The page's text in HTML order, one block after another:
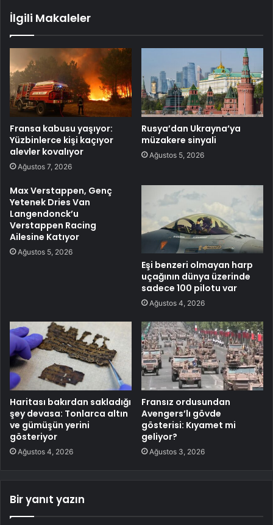
İlgili Makaleler
Fransa kabusu yaşıyor:
Yüzbinlerce kişi kaçıyor
alevler kovalıyor
Ağustos 7, 2026
Rusya’dan Ukrayna’ya
müzakere sinyali
Ağustos 5, 2026
Max Verstappen, Genç
Yetenek Dries Van
Langendonck’u
Verstappen Racing
Ailesine Katıyor
Ağustos 5, 2026
Eşi benzeri olmayan harp
uçağının dünya üzerinde
sadece 100 pilotu var
Ağustos 4, 2026
Haritası bakırdan sakladığı
şey devasa: Tonlarca altın
ve gümüşün yerini
gösteriyor
Ağustos 4, 2026
Fransız ordusundan
Avengers’lı gövde
gösterisi: Kıyamet mi
geliyor?
Ağustos 3, 2026
Bir yanıt yazın